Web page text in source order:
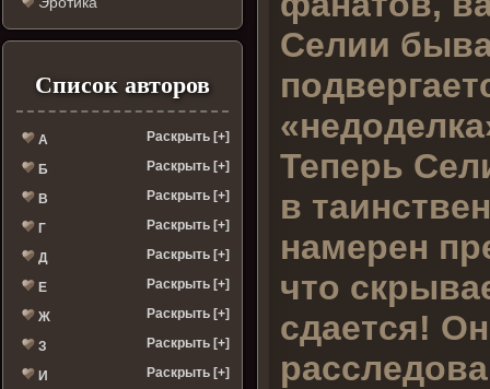
Список авторов
А Раскрыть [+]
Б Раскрыть [+]
В Раскрыть [+]
Г Раскрыть [+]
Д Раскрыть [+]
Е Раскрыть [+]
Ж Раскрыть [+]
З Раскрыть [+]
И Раскрыть [+]
Селии
Теперь
в
намерен
что
сдается!